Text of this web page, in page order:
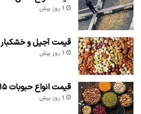
1 روز پیش
قیمت آجیل و خشکبار ۱۵ مرداد ۱۴۰۵
1 روز پیش
قیمت انواع حبوبات ۱۵ مرداد ۱۴۰۵
1 روز پیش